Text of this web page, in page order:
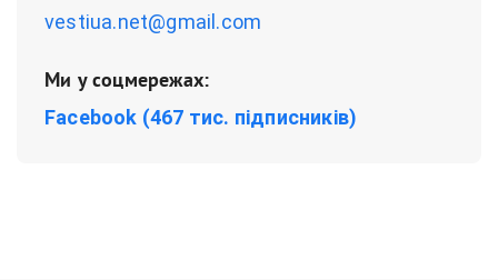
vestiua.net@gmail.com
Ми у соцмережах:
Facebook (467 тис. підписників)